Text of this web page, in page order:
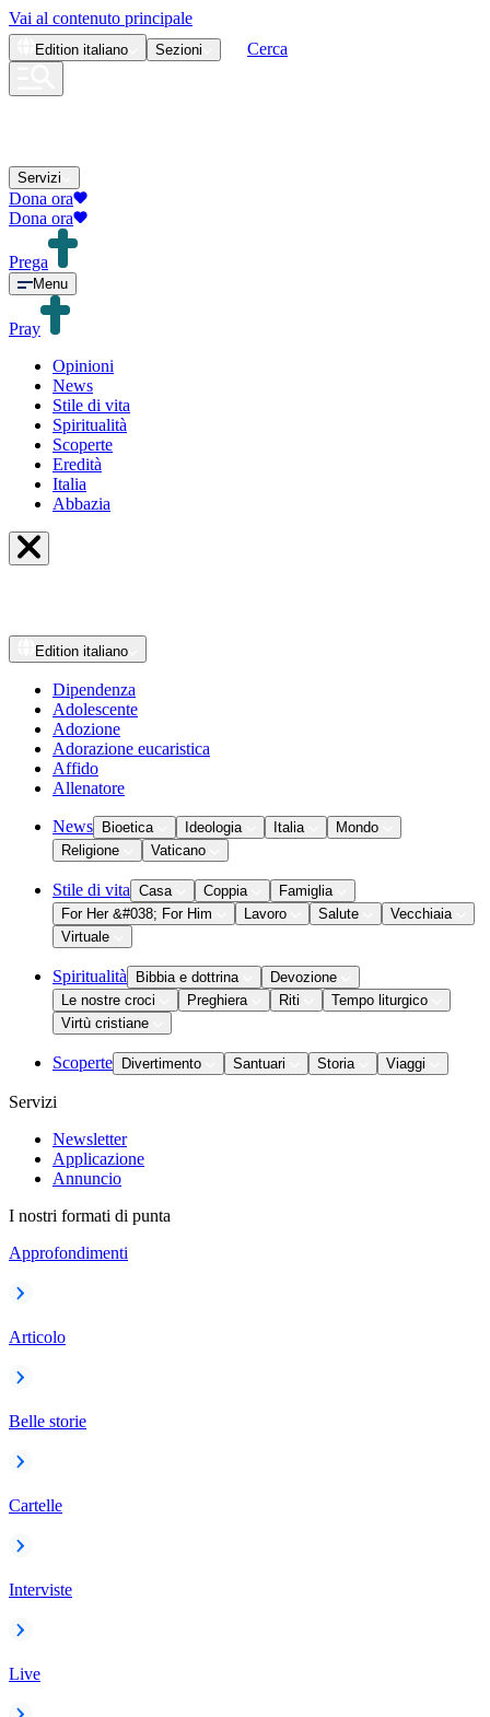
Vai al contenuto principale
Edition italiano Sezioni Cerca
Servizi
Dona ora
Dona ora
Prega
Menu
Pray
Opinioni
News
Stile di vita
Spiritualità
Scoperte
Eredità
Italia
Abbazia
Edition italiano
Dipendenza
Adolescente
Adozione
Adorazione eucaristica
Affido
Allenatore
News Bioetica Ideologia Italia
Mondo
Religione
Vaticano
Stile di vita Casa Coppia
Famiglia
For Her &#038; For Him
Lavoro Salute
Vecchiaia
Virtuale
Spiritualità Bibbia e dottrina
Devozione
Le nostre croci
Preghiera Riti
Tempo liturgico
Virtù cristiane
Scoperte Divertimento Santuari Storia Viaggi
Servizi
Newsletter
Applicazione
Annuncio
I nostri formati di punta
Approfondimenti
Articolo
Belle storie
Cartelle
Interviste
Live